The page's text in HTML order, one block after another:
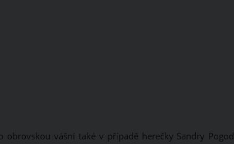
obrovskou vášní také v případě herečky Sandry